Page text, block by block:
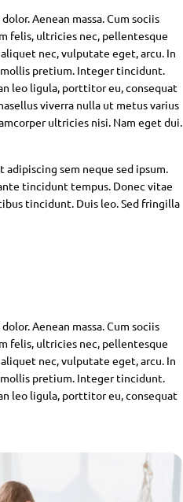
Aenean massa. Cum sociis
felis, ultricies nec, pellentesque
nec, vulputate eget, arcu. In
pretium. Integer tincidunt.
leo ligula, porttitor eu, consequat
viverra nulla ut metus varius
ultricies nisi. Nam eget dui.
sem neque sed ipsum.
tincidunt tempus. Donec vitae
tincidunt. Duis leo. Sed fringilla
Aenean massa. Cum sociis
felis, ultricies nec, pellentesque
nec, vulputate eget, arcu. In
pretium. Integer tincidunt.
leo ligula, porttitor eu, consequat